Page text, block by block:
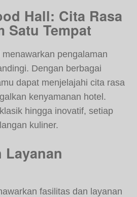
Hall: Cita Rasa
Satu Tempat
pengalaman
Dengan berbagai
dapat menjelajahi cita rasa
kenyamanan hotel.
hingga inovatif, setiap
kuliner.
Layanan
fasilitas dan layanan